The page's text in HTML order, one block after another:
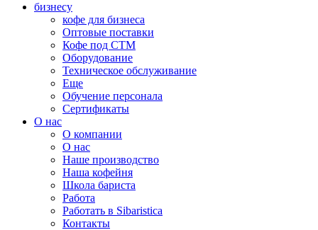
бизнесу
кофе для бизнеса
Оптовые поставки
Кофе под СТМ
Оборудование
Техническое обслуживание
Еще
Обучение персонала
Сертификаты
О нас
O компании
О нас
Наше производство
Наша кофейня
Школа бариста
Работа
Работать в Sibaristica
Контакты